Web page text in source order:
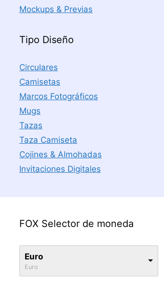
Mockups & Previas
Tipo Diseño
Circulares
Camisetas
Marcos Fotográficos
Mugs
Tazas
Taza Camiseta
Cojines & Almohadas
Invitaciones Digitales
FOX Selector de moneda
Euro
Euro